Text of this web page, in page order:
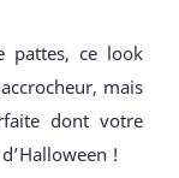
pattes, ce look
mais
dont votre
!